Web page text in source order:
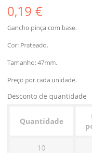
0,19 €
Gancho pinça com base.
Cor: Prateado.
Tamanho: 47mm.
Preço por cada unidade.
Desconto de quantidade
Quantidade
10